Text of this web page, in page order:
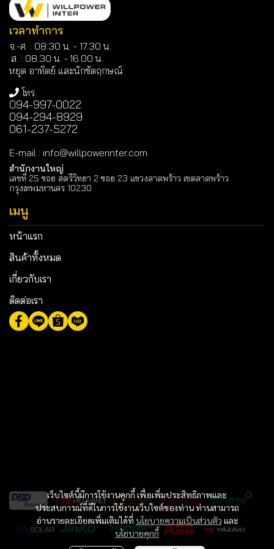
เว็บไซต์นี้มีการใช้งานคุกกี้ เพื่อเพิ่มประสิทธิภาพและ
ประสบการณ์ที่ดีในการใช้งานเว็บไซต์ของท่าน ท่านสามารถ
อ่านรายละเอียดเพิ่มเติมได้ที่ นโยบายความเป็นส่วนตัว และ
นโยบายคุกกี้
เวลาทำการ
จ.-ศ. : 08:30 น. - 17.30 น.
ส. : 08.30 น. -16.00 น.
หยุด อาทิตย์ และนักขัตฤกษณ์
โทร.
094-997-0022
094-294-8929
061-237-5272
E-mail : info@willpowerinter.com
สำนักงานใหญ่
เลขที่ 25 ซอย สตรีวิทยา 2 ซอย 23 แขวงลาดพร้าว เขตลาดพร้าว
กรุงเทพมหานคร 10230
เมนู
หน้าแรก
สินค้าทั้งหมด
เกี่ยวกับเรา
ติดต่อเรา